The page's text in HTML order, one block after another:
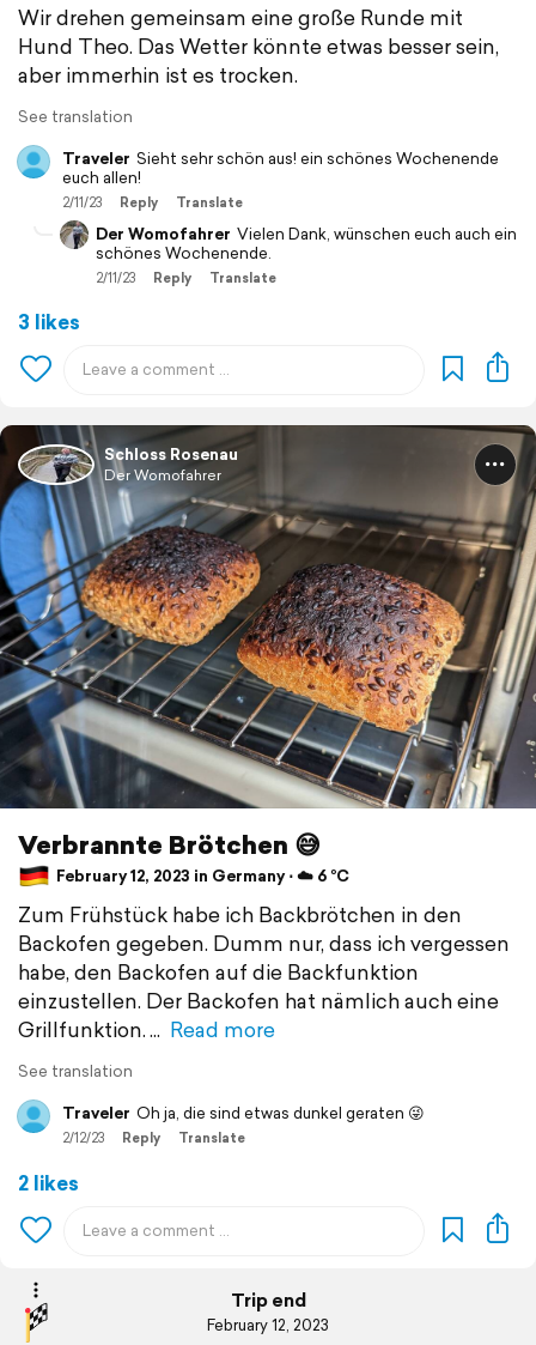
Wir drehen gemeinsam eine große Runde mit
Hund Theo. Das Wetter könnte etwas besser sein,
aber immerhin ist es trocken.
See translation
Traveler Sieht sehr schön aus! ein schönes Wochenende
euch allen!
2/11/23 Reply Translate
Der Womofahrer Vielen Dank, wünschen euch auch ein
schönes Wochenende.
2/11/23 Reply Translate
3 likes
Schloss Rosenau
Der Womofahrer
Verbrannte Brötchen 😅
February 12, 2023 in Germany ⋅ ☁️ 6 °C
Zum Frühstück habe ich Backbrötchen in den
Backofen gegeben. Dumm nur, dass ich vergessen
habe, den Backofen auf die Backfunktion
einzustellen. Der Backofen hat nämlich auch eine
Grillfunktion.
Read more
See translation
Traveler Oh ja, die sind etwas dunkel geraten 😜
2/12/23 Reply Translate
2 likes
Trip end
February 12, 2023